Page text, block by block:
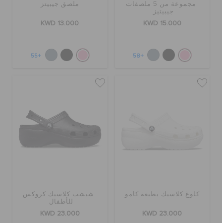
مجموعة من 5 ملصقات
جيبيتيز
KWD 15.000
+58
ملصق جيبيتز
KWD 13.000
+55
كلوغ كلاسيك بطبعة كامو
KWD 23.000
شبشب كلاسيك كروكس
للأطفال
KWD 23.000